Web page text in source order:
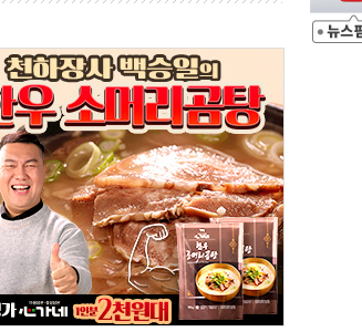
....인명피해 없어
으로부터 확보"
국 노선 다변화
확대
원 할인
출시